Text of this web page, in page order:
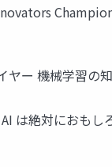
ヤー 機械学習の
は絶対におも